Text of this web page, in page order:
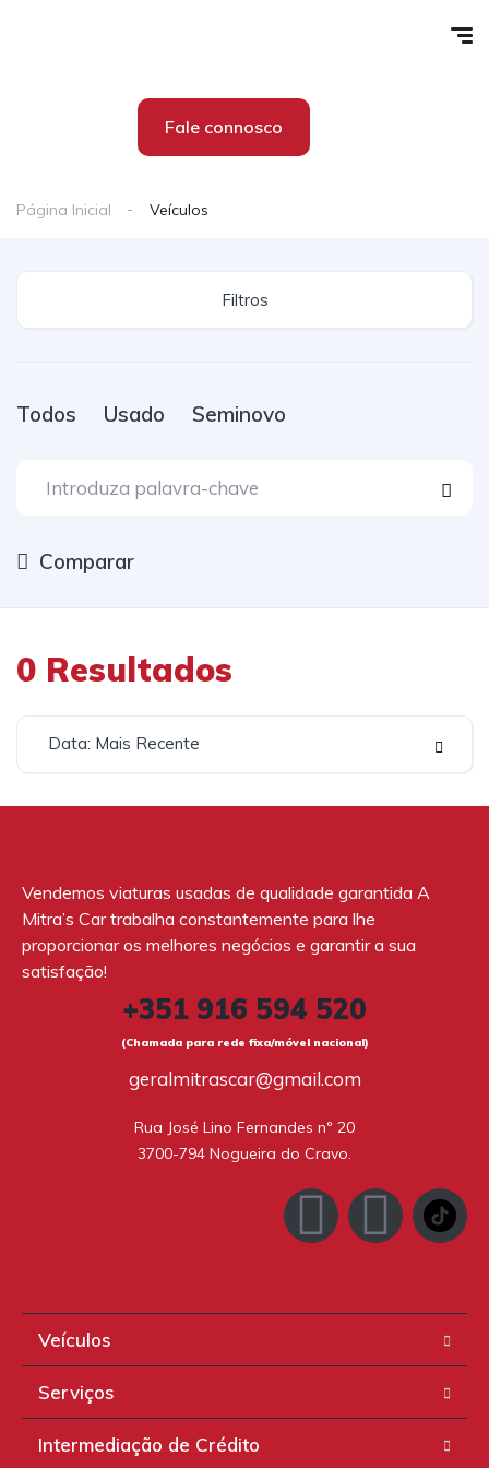
Fale connosco
Página Inicial Veículos
Filtros
Todos Usado Seminovo
Comparar
0 Resultados
Data: Mais Recente
Vendemos viaturas usadas de qualidade garantida A
Mitra’s Car trabalha constantemente para lhe
proporcionar os melhores negócios e garantir a sua
satisfação!
+351 916 594 520
(Chamada para rede fixa/móvel nacional)
geralmitrascar@gmail.com
Rua José Lino Fernandes nº 20
3700-794 Nogueira do Cravo.
Veículos
Serviços
Intermediação de Crédito